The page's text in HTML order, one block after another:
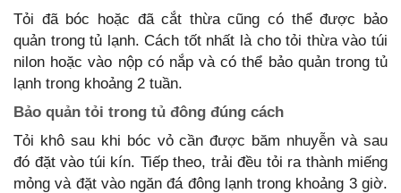
Tỏi đã bóc hoặc đã cắt thừa cũng có thể được bảo
quản trong tủ lạnh. Cách tốt nhất là cho tỏi thừa vào túi
nilon hoặc vào nộp có nắp và có thể bảo quản trong tủ
lạnh trong khoảng 2 tuần.
Bảo quản tỏi trong tủ đông đúng cách
Tỏi khô sau khi bóc vỏ cần được băm nhuyễn và sau
đó đặt vào túi kín. Tiếp theo, trải đều tỏi ra thành miếng
mỏng và đặt vào ngăn đá đông lạnh trong khoảng 3 giờ.